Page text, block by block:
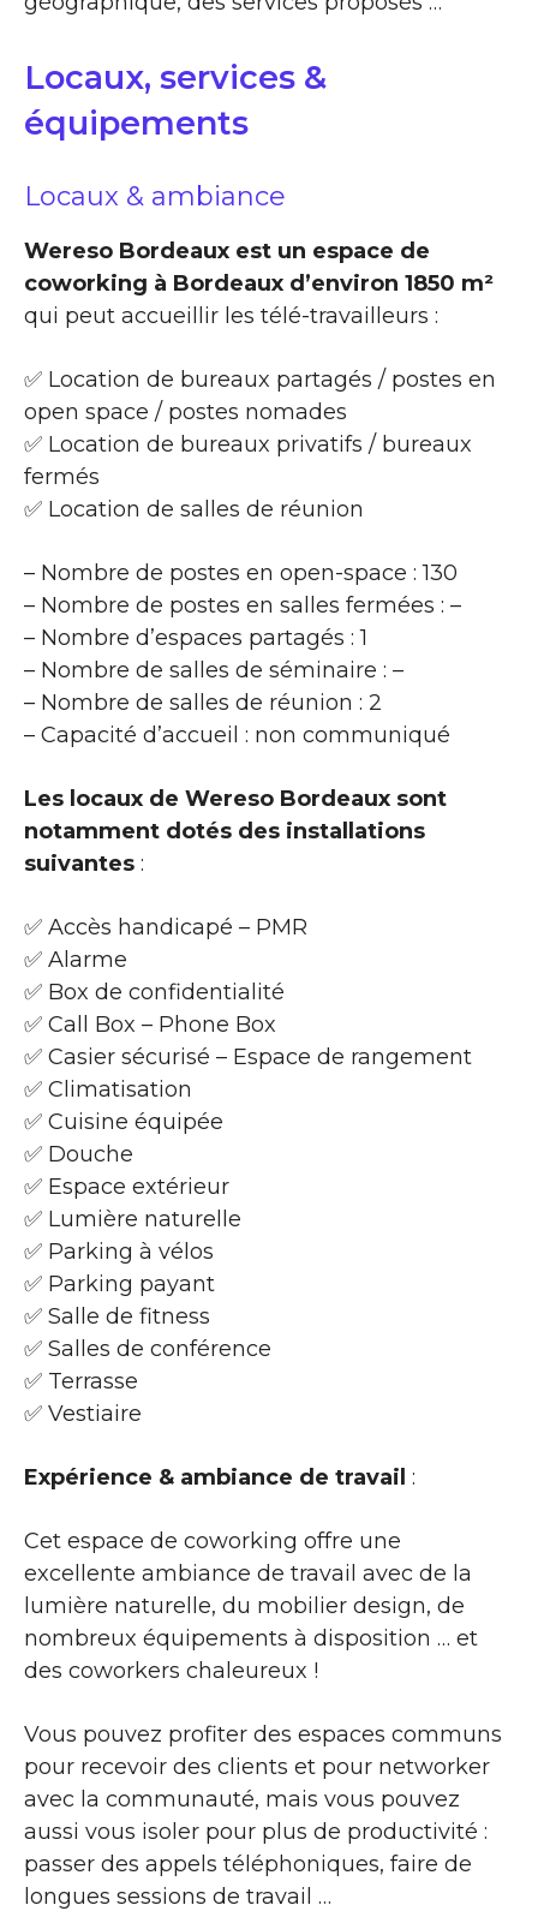
Locaux, services &
équipements
Locaux & ambiance
Wereso Bordeaux est un espace de
coworking à Bordeaux d’environ 1850 m²
qui peut accueillir les télé-travailleurs :
✅ Location de bureaux partagés / postes en
open space / postes nomades
✅ Location de bureaux privatifs / bureaux
fermés
✅ Location de salles de réunion
– Nombre de postes en open-space : 130
– Nombre de postes en salles fermées : –
– Nombre d’espaces partagés : 1
– Nombre de salles de séminaire : –
– Nombre de salles de réunion : 2
– Capacité d’accueil : non communiqué
Les locaux de Wereso Bordeaux sont
notamment dotés des installations
suivantes :
✅ Accès handicapé – PMR
✅ Alarme
✅ Box de confidentialité
✅ Call Box – Phone Box
✅ Casier sécurisé – Espace de rangement
✅ Climatisation
✅ Cuisine équipée
✅ Douche
✅ Espace extérieur
✅ Lumière naturelle
✅ Parking à vélos
✅ Parking payant
✅ Salle de fitness
✅ Salles de conférence
✅ Terrasse
✅ Vestiaire
Expérience & ambiance de travail :
Cet espace de coworking offre une
excellente ambiance de travail avec de la
lumière naturelle, du mobilier design, de
nombreux équipements à disposition … et
des coworkers chaleureux !
Vous pouvez profiter des espaces communs
pour recevoir des clients et pour networker
avec la communauté, mais vous pouvez
aussi vous isoler pour plus de productivité :
passer des appels téléphoniques, faire de
longues sessions de travail …